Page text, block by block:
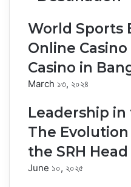
World Sports
Online
Casino in
March ১৩, ২০২৪
Leadership
The
the SRH Head
June ১০, ২০২৫